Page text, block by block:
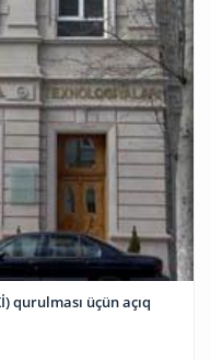
qurulması üçün açıq